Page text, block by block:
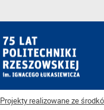
Projekty realizowane ze